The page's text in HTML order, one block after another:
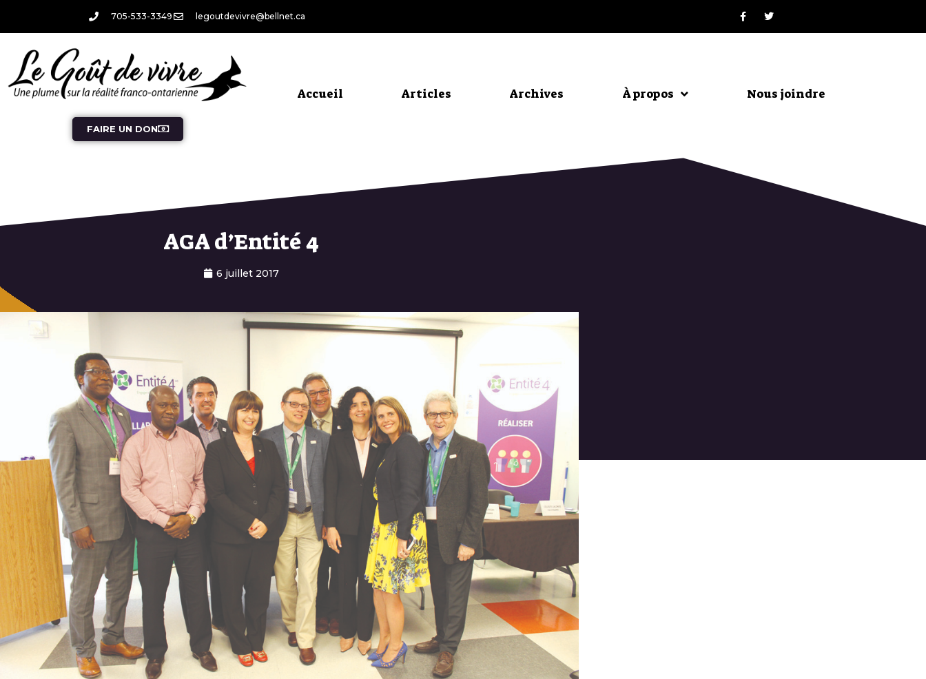
705-533-3349 legoutdevivre@bellnet.ca
FAIRE UN DON
Accueil Articles Archives À propos Nous joindre
AGA d’Entité 4
6 juillet 2017